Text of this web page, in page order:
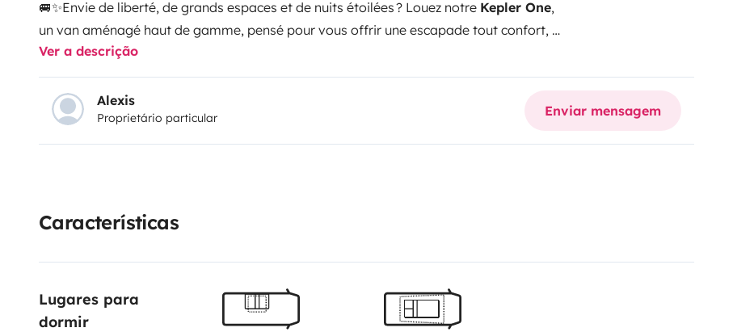
🚐✨Envie de liberté, de grands espaces et de nuits étoilées ? Louez notre Kepler One,
un van aménagé haut de gamme, pensé pour vous offrir une escapade tout confort, à
deux ou en famille jusqu’à 4 personnes.
confortablespour partager l’aventure sans compromisWC intégré: l’autonomie,
même loin de tout
société ou simplement pour chiller en fin de journée
malins, éclairage cosy, chauffage pour les nuits fraîches… tout y est !Porte-vélos pour
où bon vous semble, et vivre pleinement chaque moment.
temps de tout vous expliquer avant le départ pour que votre séjour rime avec
Ver a descrição
Alexis
Proprietário particular Enviar mensagem
Características
Lugares para
dormir